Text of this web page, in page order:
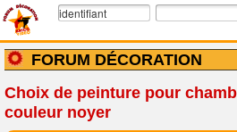
FORUM DÉCORATION
Choix de peinture pour
couleur noyer